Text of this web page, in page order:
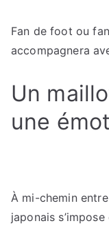
Fan de foot ou
accompagnera
Un
une
À mi-chemin
japonais